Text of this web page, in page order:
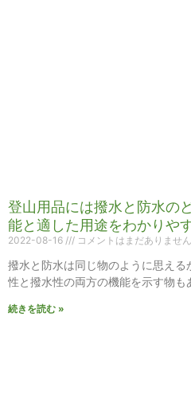
登山用品には撥水と防水の
能と適した用途をわかりや
2022-08-16 コメントはまだありません
撥水と防水は同じ物のように思え
性と撥水性の両方の機能を示す物も
続きを読む »